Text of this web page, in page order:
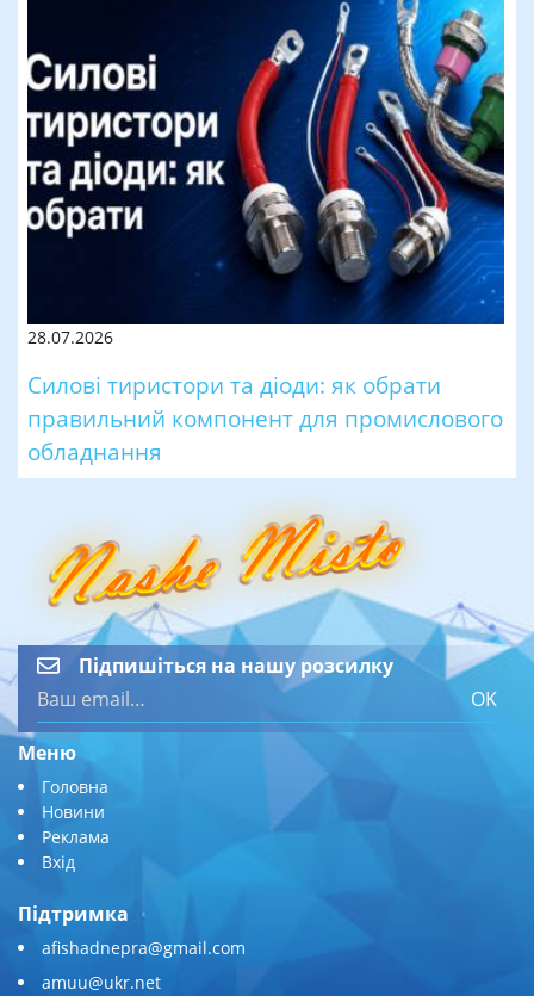
28.07.2026
Силові тиристори та діоди: як обрати
правильний компонент для промислового
обладнання
Підпишіться на нашу розсилку
OK
Меню
Головна
Новини
Реклама
Вхід
Підтримка
afishadnepra@gmail.com
amuu@ukr.net